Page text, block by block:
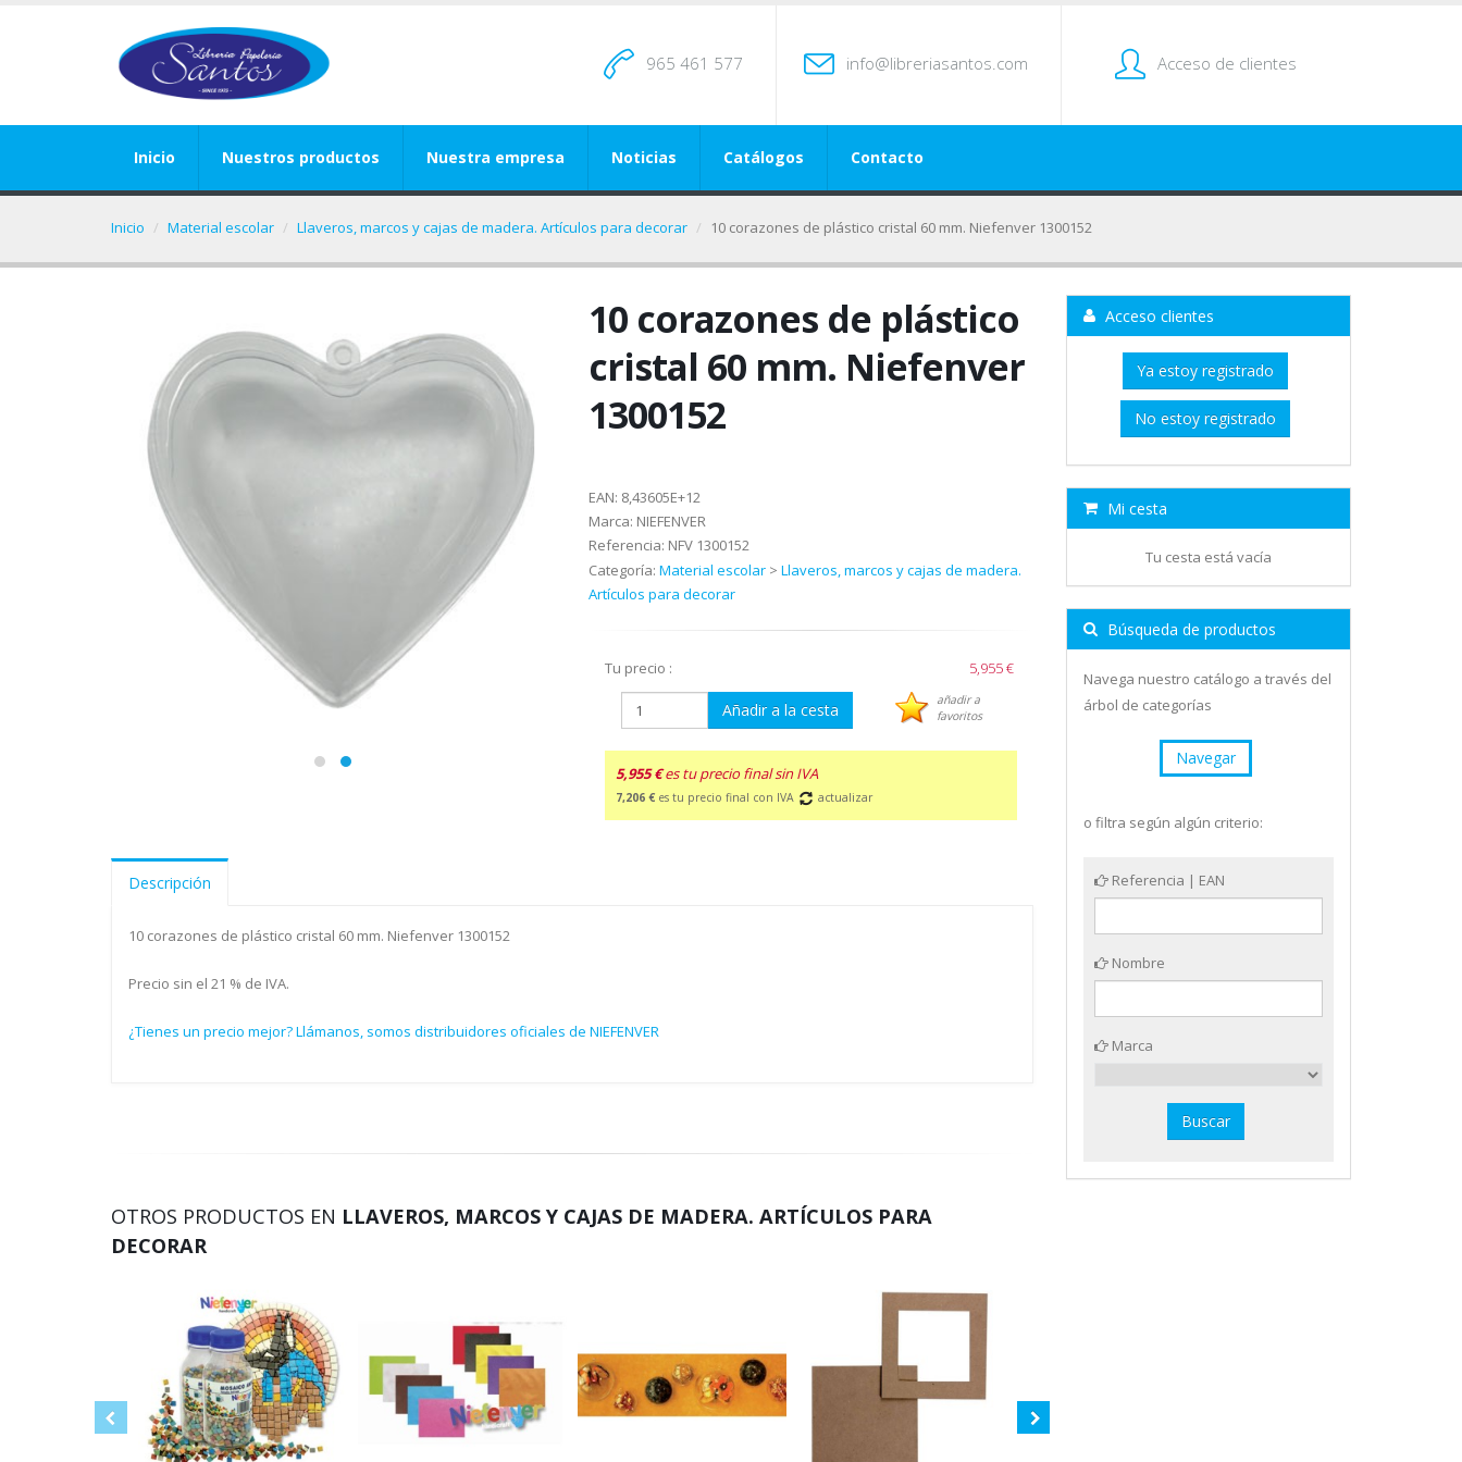
965 461 577 info@libreriasantos.com Acceso de clientes
Inicio Nuestros productos Nuestra empresa Noticias Catálogos Contacto
Inicio Material escolar Llaveros, marcos y cajas de madera. Artículos para decorar 10 corazones de plástico cristal 60 mm. Niefenver 1300152
10 corazones de plástico
cristal 60 mm. Niefenver
1300152
EAN: 8,43605E+12
Marca: NIEFENVER
Referencia: NFV 1300152
Categoría: Material escolar> Llaveros, marcos y cajas de madera.
Artículos para decorar
Tu precio : 5,955 €
Añadir a la cesta
añadir a
favoritos
5,955 €es tu precio final sin IVA
7,206 € es tu precio final con IVA actualizar
Descripción
10 corazones de plástico cristal 60 mm. Niefenver 1300152
Precio sin el 21 % de IVA.
¿Tienes un precio mejor? Llámanos, somos distribuidores oficiales de NIEFENVER
OTROS PRODUCTOS EN LLAVEROS, MARCOS Y CAJAS DE MADERA. ARTÍCULOS PARA
DECORAR
Acceso clientes
Ya estoy registrado
No estoy registrado
Mi cesta
Tu cesta está vacía
Búsqueda de productos
Navega nuestro catálogo a través del
árbol de categorías
Navegar
o filtra según algún criterio:
Referencia | EAN
Nombre
Marca